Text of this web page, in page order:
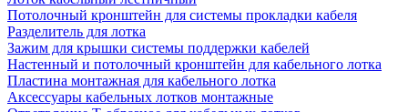
Потолочный кронштейн для системы прокладки кабеля
Разделитель для лотка
Зажим для крышки системы поддержки кабелей
Настенный и потолочный кронштейн для кабельного лотка
Пластина монтажная для кабельного лотка
Аксессуары кабельных лотков монтажные